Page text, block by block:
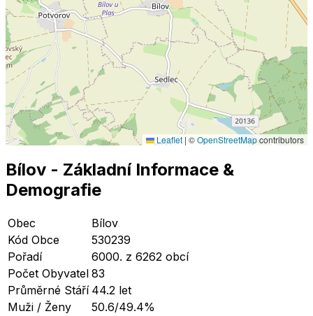
Leaflet | ©OpenStreetMapcontributors
Bílov - Základní Informace &
Demografie
Obec
Bílov
Kód Obce
530239
Pořadí
6000. z 6262 obcí
Počet Obyvatel 83
Průměrné Stáří 44.2 let
Muži / Ženy
50.6/49.4%